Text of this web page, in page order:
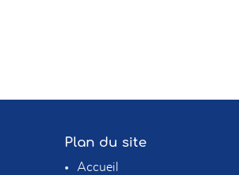
Plan du site
Accueil